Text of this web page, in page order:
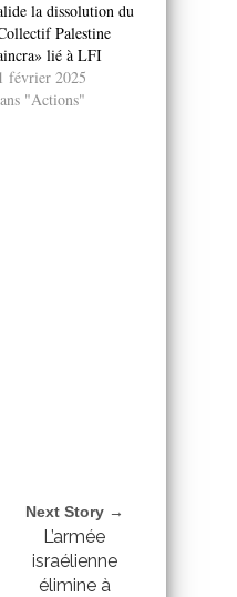
la dissolution du
Palestine
lié à LFI
février 2025
"Actions"
Next Story →
L’armée
israélienne
élimine à